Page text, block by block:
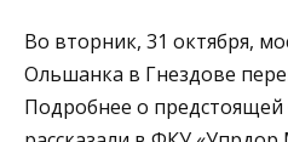
Во вторник, 31 октября,
Ольшанка в Гнездове
Подробнее о